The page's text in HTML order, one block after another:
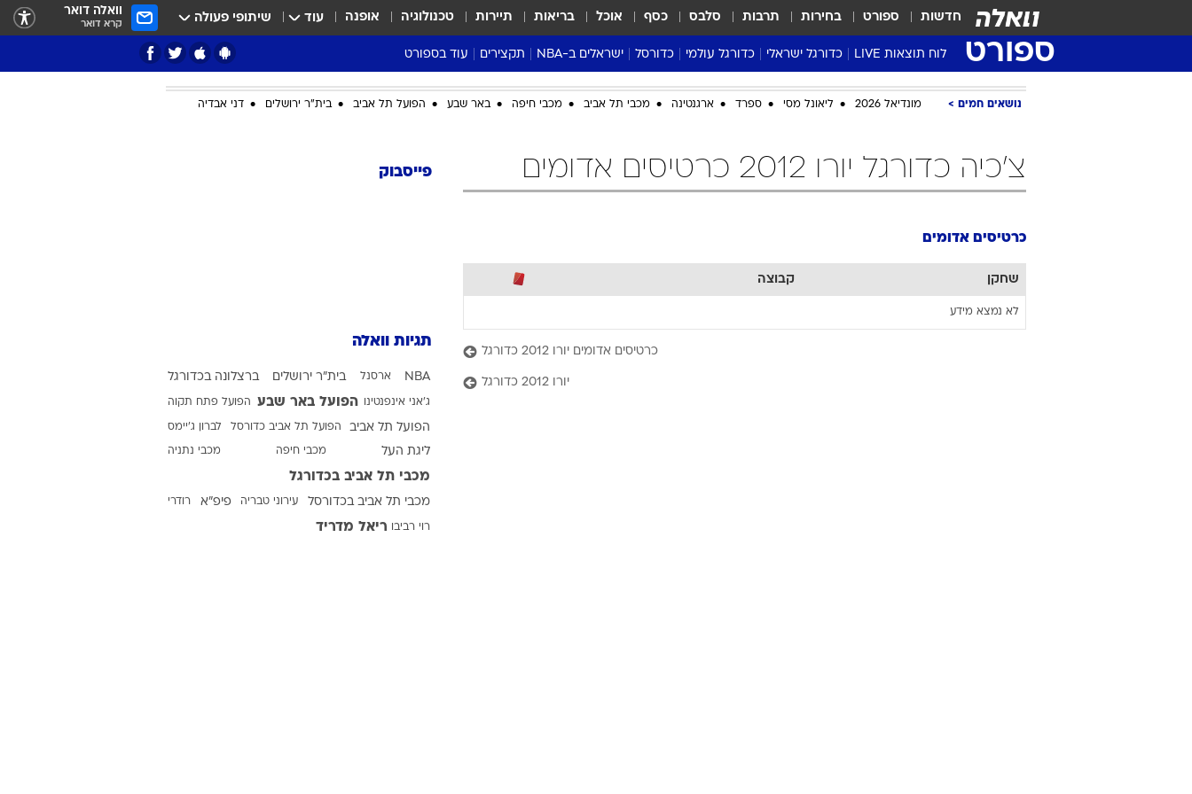
חדשות ספורט בחירות תרבות סלבס כסף אוכל בריאות תיירות טכנולוגיה אופנה עוד שיתופי פעולה וואלה דואר
קרא דואר
ספורט לוח תוצאות LIVE כדורגל ישראלי
ליגת העל Winner
גביע הטוטו
שגרירים
כדורגל עולמי
ליגה אנגלית
ליגה גרמנית
ליגה צרפתית
כדורסל
ליגת העל
ליגה לאומית
נבחרות ישראל בכדורסל
ישראלים ב-NBA
דני אבדיה
תקצירים עוד בספורט
מונדיאל 2026
NBA
פודקאסטים
מסכמים מחזור
טניס
ספורט אמריקאי
פוקר
ענפים נוספים
לוח שידורים
החידה של ספורט1
ארכיון מדורים מחוץ לקווים
נושאים חמים מונדיאל 2026 ליאונל מסי ספרד ארגנטינה מכבי תל אביב מכבי חיפה באר שבע הפועל תל אביב בית"ר ירושלים דני אבדיה
צ'כיה כדורגל יורו 2012 כרטיסים אדומים
כרטיסים אדומים
שחקן קבוצה
לא נמצא מידע
כרטיסים אדומים יורו 2012 כדורגל
יורו 2012 כדורגל
פייסבוק
תגיות וואלה
NBA ארסנל בית"ר ירושלים ברצלונה בכדורגל
ג'אני אינפנטינו הפועל באר שבע הפועל פתח תקוה
הפועל תל אביב הפועל תל אביב כדורסל לברון ג'יימס
ליגת העל מכבי חיפה מכבי נתניה
מכבי תל אביב בכדורגל
מכבי תל אביב בכדורסל עירוני טבריה פיפ"א רודרי
רוי רביבו ריאל מדריד